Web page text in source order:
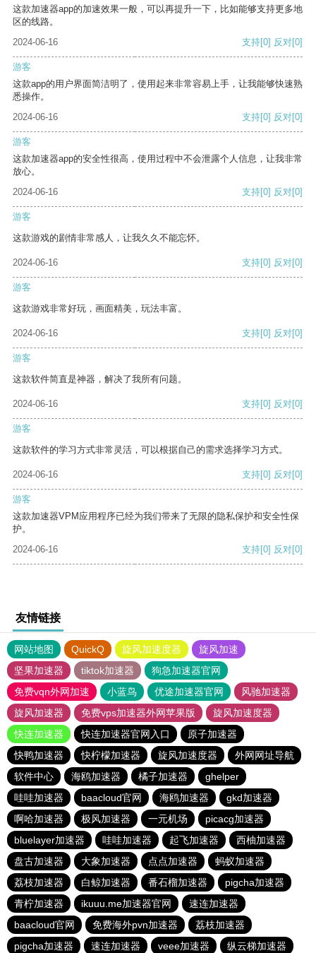
这款加速器app的加速效果一般，可以再提升一下，比如能够支持更多地
区的线路。
2024-06-16
支持[0] 反对[0]
游客
这款app的用户界面简洁明了，使用起来非常容易上手，让我能够快速熟
悉操作。
2024-06-16
支持[0] 反对[0]
游客
这款加速器app的安全性很高，使用过程中不会泄露个人信息，让我非常
放心。
2024-06-16
支持[0] 反对[0]
游客
这款游戏的剧情非常感人，让我久久不能忘怀。
2024-06-16 支持[0] 反对[0]
游客
这款游戏非常好玩，画面精美，玩法丰富。
2024-06-16 支持[0] 反对[0]
游客
这款软件简直是神器，解决了我所有问题。
2024-06-16 支持[0] 反对[0]
游客
这款软件的学习方式非常灵活，可以根据自己的需求选择学习方式。
2024-06-16 支持[0] 反对[0]
游客
这款加速器VPM应用程序已经为我们带来了无限的隐私保护和安全性保
护。
2024-06-16
支持[0] 反对[0]
友情链接
网站地图 QuickQ 旋风加速度器
旋风加速
坚果加速器
tiktok加速器
狗急加速器官网
免费vqn外网加速
小蓝鸟 优途加速器官网
风驰加速器
旋风加速器
免费vps加速器外网苹果版
旋风加速度器
快连加速器
快连加速器官网入口
原子加速器
快鸭加速器
快柠檬加速器 旋风加速度器
外网网址导航
软件中心
海鸥加速器 橘子加速器
ghelper
哇哇加速器
baacloud官网 海鸥加速器
gkd加速器
啊哈加速器
极风加速器 一元机场
picacg加速器
bluelayer加速器
哇哇加速器 起飞加速器
西柚加速器
盘古加速器
大象加速器 点点加速器
蚂蚁加速器
荔枝加速器
白鲸加速器 番石榴加速器
pigcha加速器
青柠加速器
ikuuu.me加速器官网
速连加速器
baacloud官网
免费海外pvn加速器
荔枝加速器
pigcha加速器
速连加速器 veee加速器 纵云梯加速器